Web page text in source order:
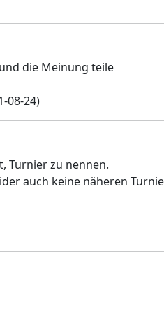
die Meinung teile
08-24)
Turnier zu nennen.
auch keine näheren